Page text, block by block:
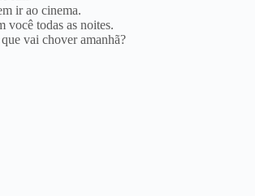
ir ao cinema.
você todas as noites.
vai chover amanhã?